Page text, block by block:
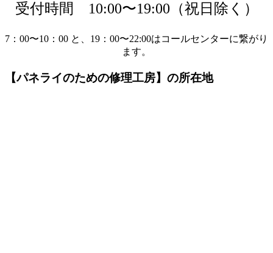
受付時間 10:00〜19:00（祝日除く）
7：00〜10：00 と、19：00〜22:00はコールセンターに繋がり
ます。
【パネライのための修理工房】の所在地